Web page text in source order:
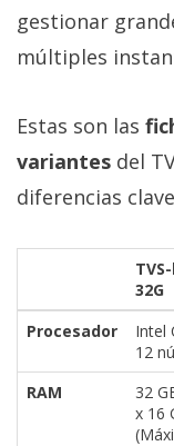
gestionar
múltiples
Estas son las
variantes del
diferencias
32G
Procesador
Intel
12
RAM
32
x 16